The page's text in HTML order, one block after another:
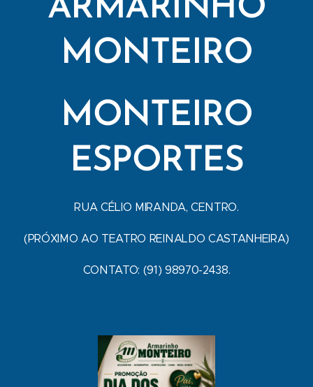
ARMARINHO
MONTEIRO
MONTEIRO
ESPORTES
RUA CÉLIO MIRANDA, CENTRO.
(PRÓXIMO AO TEATRO REINALDO CASTANHEIRA)
CONTATO: (91) 98970-2438.